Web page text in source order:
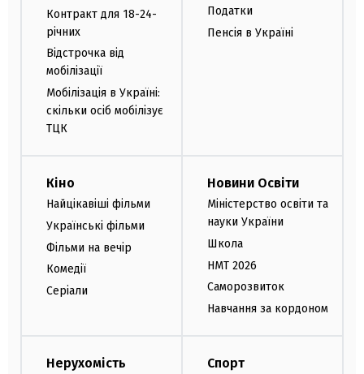
Контракт для 18-24-
річних
Відстрочка від
мобілізації
Мобілізація в Україні:
скільки осіб мобілізує
ТЦК
Податки
Пенсія в Україні
Кіно
Найцікавіші фільми
Українські фільми
Фільми на вечір
Комедії
Серіали
Новини Освіти
Міністерство освіти та
науки України
Школа
НМТ 2026
Саморозвиток
Навчання за кордоном
Нерухомість Спорт